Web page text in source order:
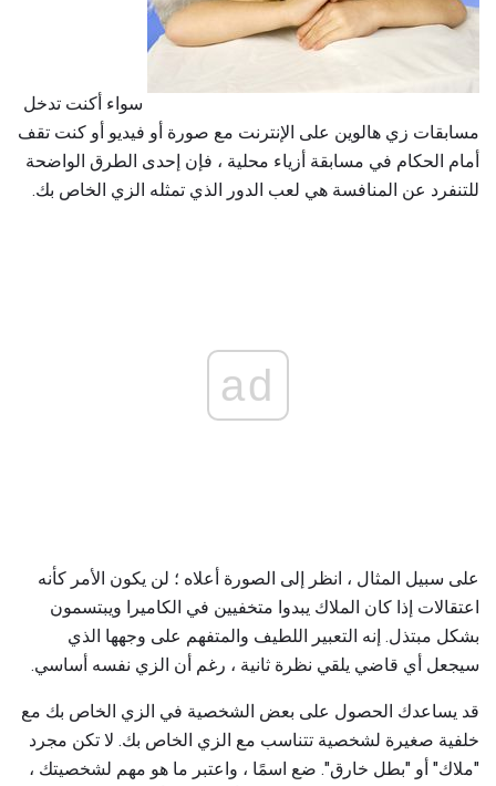
سواء أكنت تدخل
مسابقات زي هالوين على الإنترنت مع صورة أو فيديو أو كنت تقف
أمام الحكام في مسابقة أزياء محلية ، فإن إحدى الطرق الواضحة
للتنفرد عن المنافسة هي لعب الدور الذي تمثله الزي الخاص بك.
ad
على سبيل المثال ، انظر إلى الصورة أعلاه ؛ لن يكون الأمر كأنه
اعتقالات إذا كان الملاك يبدوا متخفيين في الكاميرا ويبتسمون
بشكل مبتذل. إنه التعبير اللطيف والمتفهم على وجهها الذي
سيجعل أي قاضي يلقي نظرة ثانية ، رغم أن الزي نفسه أساسي.
قد يساعدك الحصول على بعض الشخصية في الزي الخاص بك مع
خلفية صغيرة لشخصية تتناسب مع الزي الخاص بك. لا تكن مجرد
"ملاك" أو "بطل خارق". ضع اسمًا ، واعتبر ما هو مهم لشخصيتك ،